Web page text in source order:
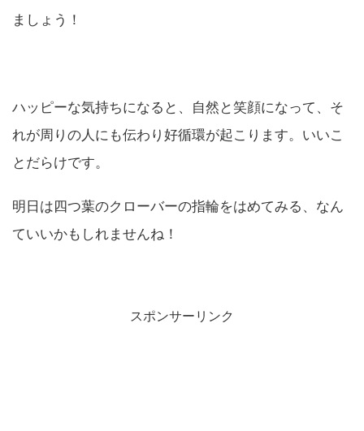
ましょう！
ハッピーな気持ちになると、自然と笑顔になって、そ
れが周りの人にも伝わり好循環が起こります。いいこ
とだらけです。
明日は四つ葉のクローバーの指輪をはめてみる、なん
ていいかもしれませんね！
スポンサーリンク